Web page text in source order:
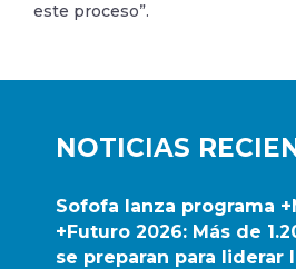
NOTICIAS
Sofofa lanza programa
+Futuro 2026: Más de
se preparan para liderar
este proceso”.